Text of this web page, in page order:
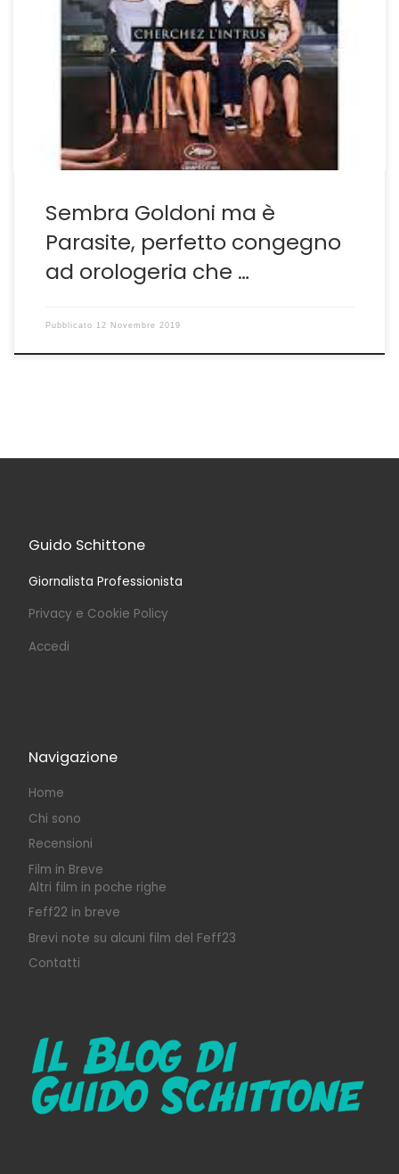
Bong Joon-ho tra tutti i grandi autori proposti dal
cinema sudcoreano è quello che è riuscito fin dalle
prime opere a donare una visione universale, passando
con facilità da un genere all’altro, non fossilizzandosi.
Scoperto al festival del cinema di Torino del 2003 con
lo strepitoso << noir >> Memories […]
Sembra Goldoni ma è
Parasite, perfetto congegno
ad orologeria che …
Pubblicato 12 Novembre 2019
Guido Schittone
Giornalista Professionista
Privacy e Cookie Policy
Accedi
Navigazione
Home
Chi sono
Recensioni
Film in Breve
Altri film in poche righe
Feff22 in breve
Brevi note su alcuni film del Feff23
Contatti